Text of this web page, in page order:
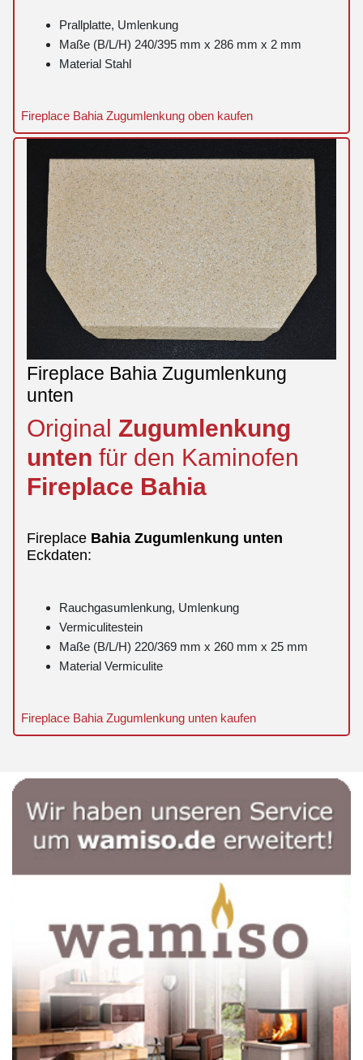
Prallplatte, Umlenkung
Maße (B/L/H) 240/395 mm x 286 mm x 2 mm
Material Stahl
Fireplace Bahia Zugumlenkung oben kaufen
Fireplace Bahia Zugumlenkung
unten
Original Zugumlenkung
unten für den Kaminofen
Fireplace Bahia
Fireplace Bahia Zugumlenkung unten
Eckdaten:
Rauchgasumlenkung, Umlenkung
Vermiculitestein
Maße (B/L/H) 220/369 mm x 260 mm x 25 mm
Material Vermiculite
Fireplace Bahia Zugumlenkung unten kaufen